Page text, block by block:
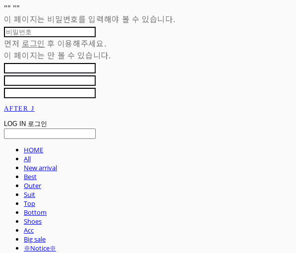
"" ""
이 페이지는 비밀번호를 입력해야 볼 수 있습니다.
먼저 로그인 후 이용해주세요.
이 페이지는 만 볼 수 있습니다.
AFTER J
LOG IN 로그인
HOME
All
New arrival
Best
Outer
Suit
Top
Bottom
Shoes
Acc
Big sale
※Notice※